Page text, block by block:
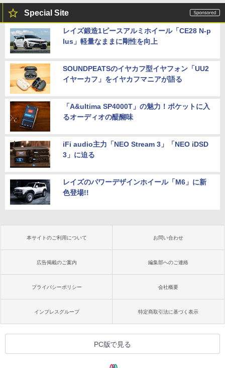
Special Site
レイズ鍛造1ピースアルミホイール「CE28 N-p
lus」軽量なままに剛性を向上
SOUNDPEATSのイヤカフ型イヤフォン「UU2
イヤーカフ」をイヤカフマニアが語る
「A&ultima SP4000T」の魅力！ポケットに入
るオーディオの醍醐味
iFi audio主力「NEO Stream 3」「NEO iDSD
3」に迫る
レイズのパワーデザインホイール「M6」に新
色登場!!
本サイトのご利用について お問い合わせ
広告掲載のご案内 編集部へのご連絡
プライバシーポリシー 会社概要
インプレスグループ 特定商取引法に基づく表示
PC版で見る